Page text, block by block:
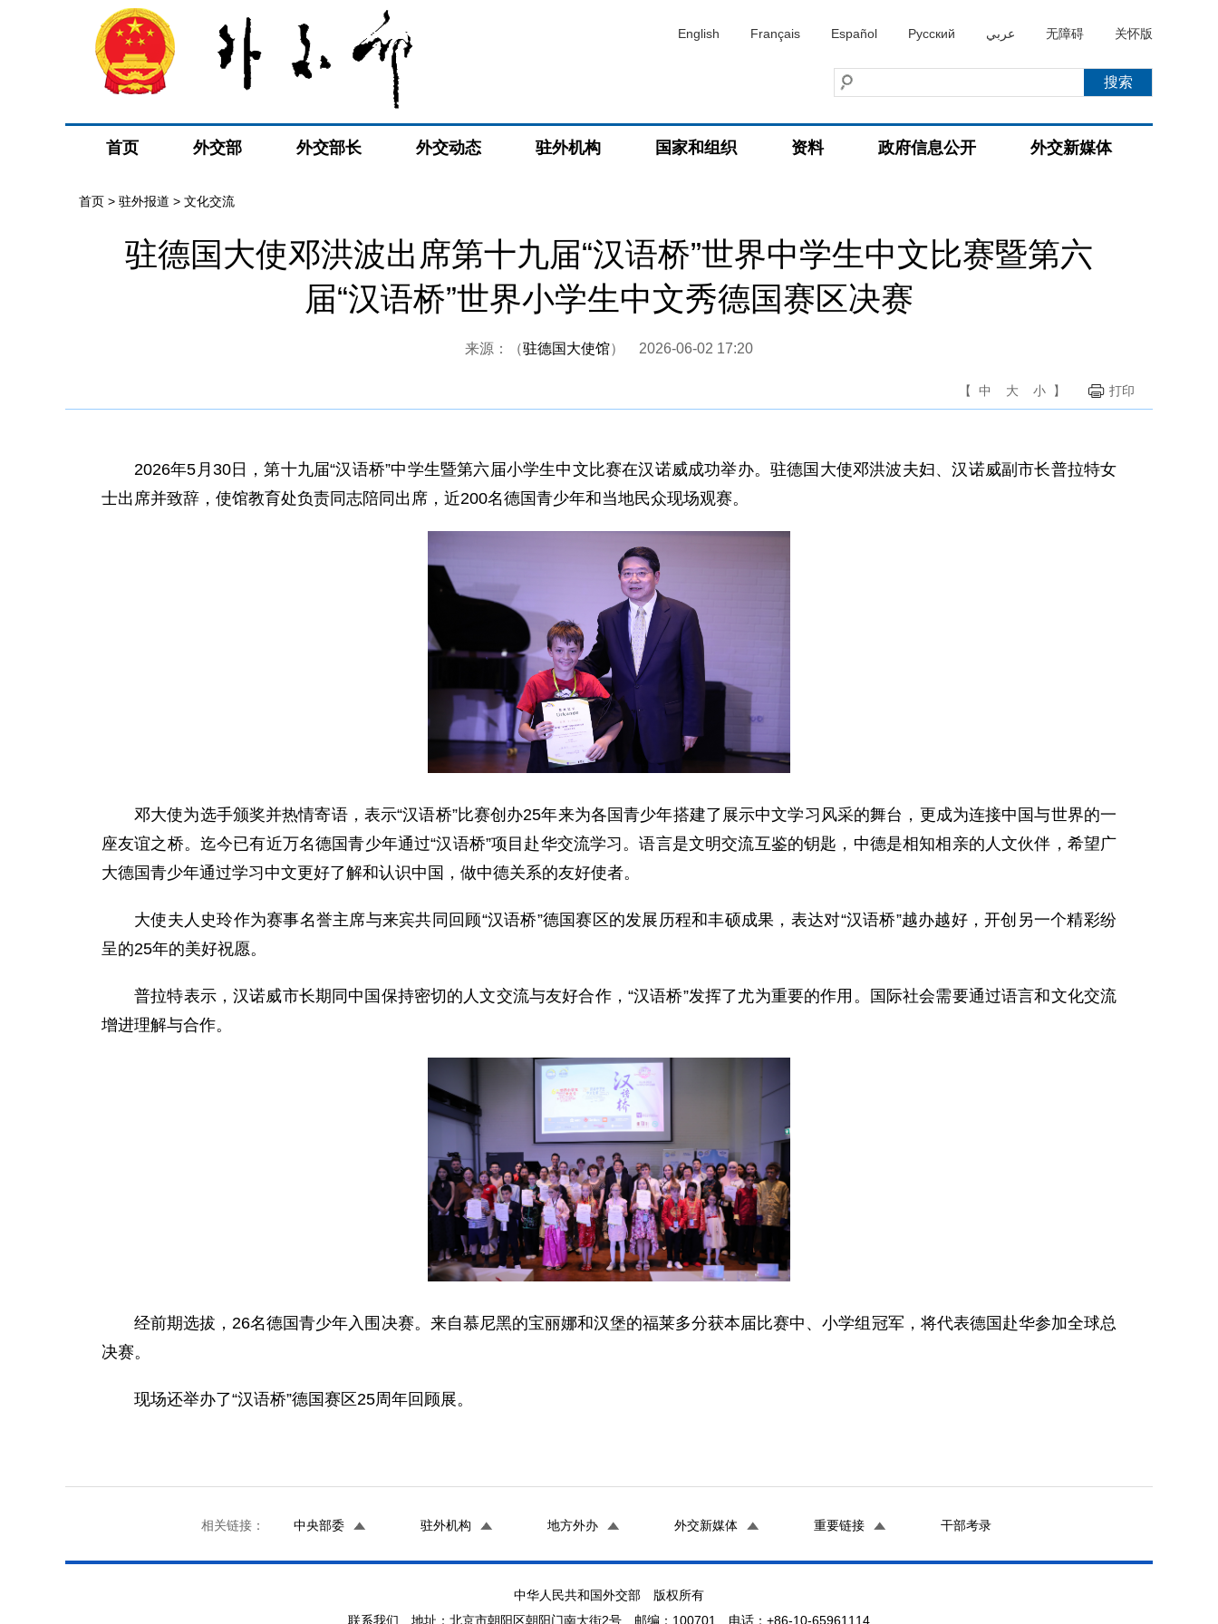
English Français Español Русский عربي 无障碍 关怀版
首页 外交部 外交部长 外交动态 驻外机构 国家和组织 资料 政府信息公开 外交新媒体
首页 > 驻外报道 > 文化交流
驻德国大使邓洪波出席第十九届“汉语桥”世界中学生中文比赛暨第六
届“汉语桥”世界小学生中文秀德国赛区决赛
来源：（驻德国大使馆） 2026-06-02 17:20
【 中 大 小 】 打印
2026年5月 30日，第十九届“汉语桥”中学生暨第六届小学生中文比赛在汉诺威成功举办。驻德国大使邓洪波夫妇、汉诺威副市长普拉特女
士出席并致辞 ， 使馆教育处负责同志陪同出席 ， 近200名德国青少年和当地民众现场观赛。
邓大使为选手颁奖并热情寄语，表示“汉语桥”比赛创办25年来为各国青少年搭建了展示中文学习风采的舞台，更成为连接中国与世界的一
座友谊之桥。迄今已有近万名德国青少年通过“汉语桥”项目赴华交流学习。语言是文明交流互鉴的钥匙，中德是相知相亲的人文伙伴，希望广
大德国青少年通过学习中文更好了解和认识中国，做中德关系的友好使者。
大使夫人史玲作为赛事名誉主席与来宾共同回顾“汉语桥”德国赛区的发展历程和丰硕成果，表达对“汉语桥”越办越好，开创另一个精彩纷
呈的25年的美好祝愿。
普拉特表示，汉诺威市长期同中国保持密切的人文交流与友好合作，“汉语桥”发挥了尤为重要的作用。国际社会需要通过语言和文化交流
增进理解与合作。
经前期选拔，26名德国青少年入围决赛。来自慕尼黑的宝丽娜和汉堡的福莱多分获本届比赛中、小学组冠军，将代表德国赴华参加全球总
决赛。
现场还举办了“汉语桥”德国赛区25周年回顾展。
相关链接： 中央部委 驻外机构 地方外办 外交新媒体 重要链接 干部考录
中华人民共和国外交部 版权所有
联系我们 地址：北京市朝阳区朝阳门南大街2号 邮编：100701 电话：+86-10-65961114